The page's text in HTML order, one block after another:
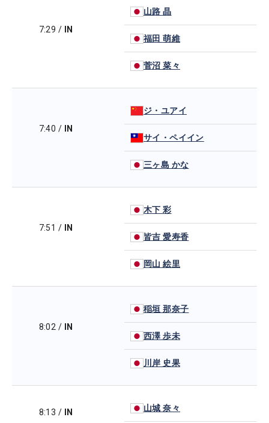
7:29 / IN
山路 晶
福田 萌維
菅沼 菜々
7:40 / IN
ジ・ユアイ
サイ・ペイイン
三ヶ島 かな
7:51 / IN
木下 彩
皆吉 愛寿香
岡山 絵里
8:02 / IN
稲垣 那奈子
西澤 歩未
川岸 史果
8:13 / IN 山城 奈々